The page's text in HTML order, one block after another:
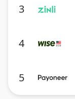
3
4
5